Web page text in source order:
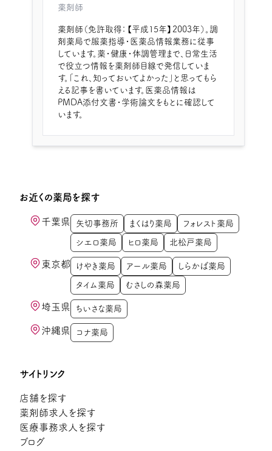
薬剤師
薬剤師（免許取得：【平成15年】2003年）。調
剤薬局で服薬指導・医薬品情報業務に従事
しています。薬・健康・体調管理まで、日常生活
で役立つ情報を薬剤師目線で発信していま
す。「これ、知っておいてよかった」と思ってもら
える記事を書いています。医薬品情報は
PMDA添付文書・学術論文をもとに確認して
います。
お近くの薬局を探す
千葉県 矢切事務所 まくはり薬局 フォレスト薬局
シエロ薬局 ヒロ薬局 北松戸薬局
東京都 けやき薬局 アール薬局 しらかば薬局
タイム薬局 むさしの森薬局
埼玉県 ちいさな薬局
沖縄県 コナ薬局
サイトリンク
店舗を探す
薬剤師求人を探す
医療事務求人を探す
ブログ